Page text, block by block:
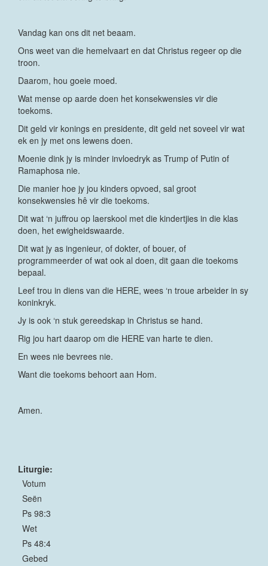
Vandag kan ons dit net beaam.
Ons weet van die hemelvaart en dat Christus regeer op die
troon.
Daarom, hou goeie moed.
Wat mense op aarde doen het konsekwensies vir die
toekoms.
Dit geld vir konings en presidente, dit geld net soveel vir wat
ek en jy met ons lewens doen.
Moenie dink jy is minder invloedryk as Trump of Putin of
Ramaphosa nie.
Die manier hoe jy jou kinders opvoed, sal groot
konsekwensies hê vir die toekoms.
Dit wat ‘n juffrou op laerskool met die kindertjies in die klas
doen, het ewigheidswaarde.
Dit wat jy as ingenieur, of dokter, of bouer, of
programmeerder of wat ook al doen, dit gaan die toekoms
bepaal.
Leef trou in diens van die HERE, wees ‘n troue arbeider in sy
koninkryk.
Jy is ook ‘n stuk gereedskap in Christus se hand.
Rig jou hart daarop om die HERE van harte te dien.
En wees nie bevrees nie.
Want die toekoms behoort aan Hom.
Amen.
Liturgie:
Votum
Seën
Ps 98:3
Wet
Ps 48:4
Gebed